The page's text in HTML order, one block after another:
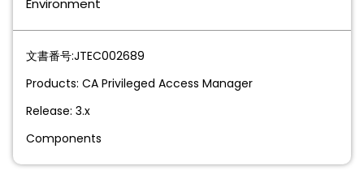
Environment
文書番号:JTEC002689
Products: CA Privileged Access Manager
Release: 3.x
Components